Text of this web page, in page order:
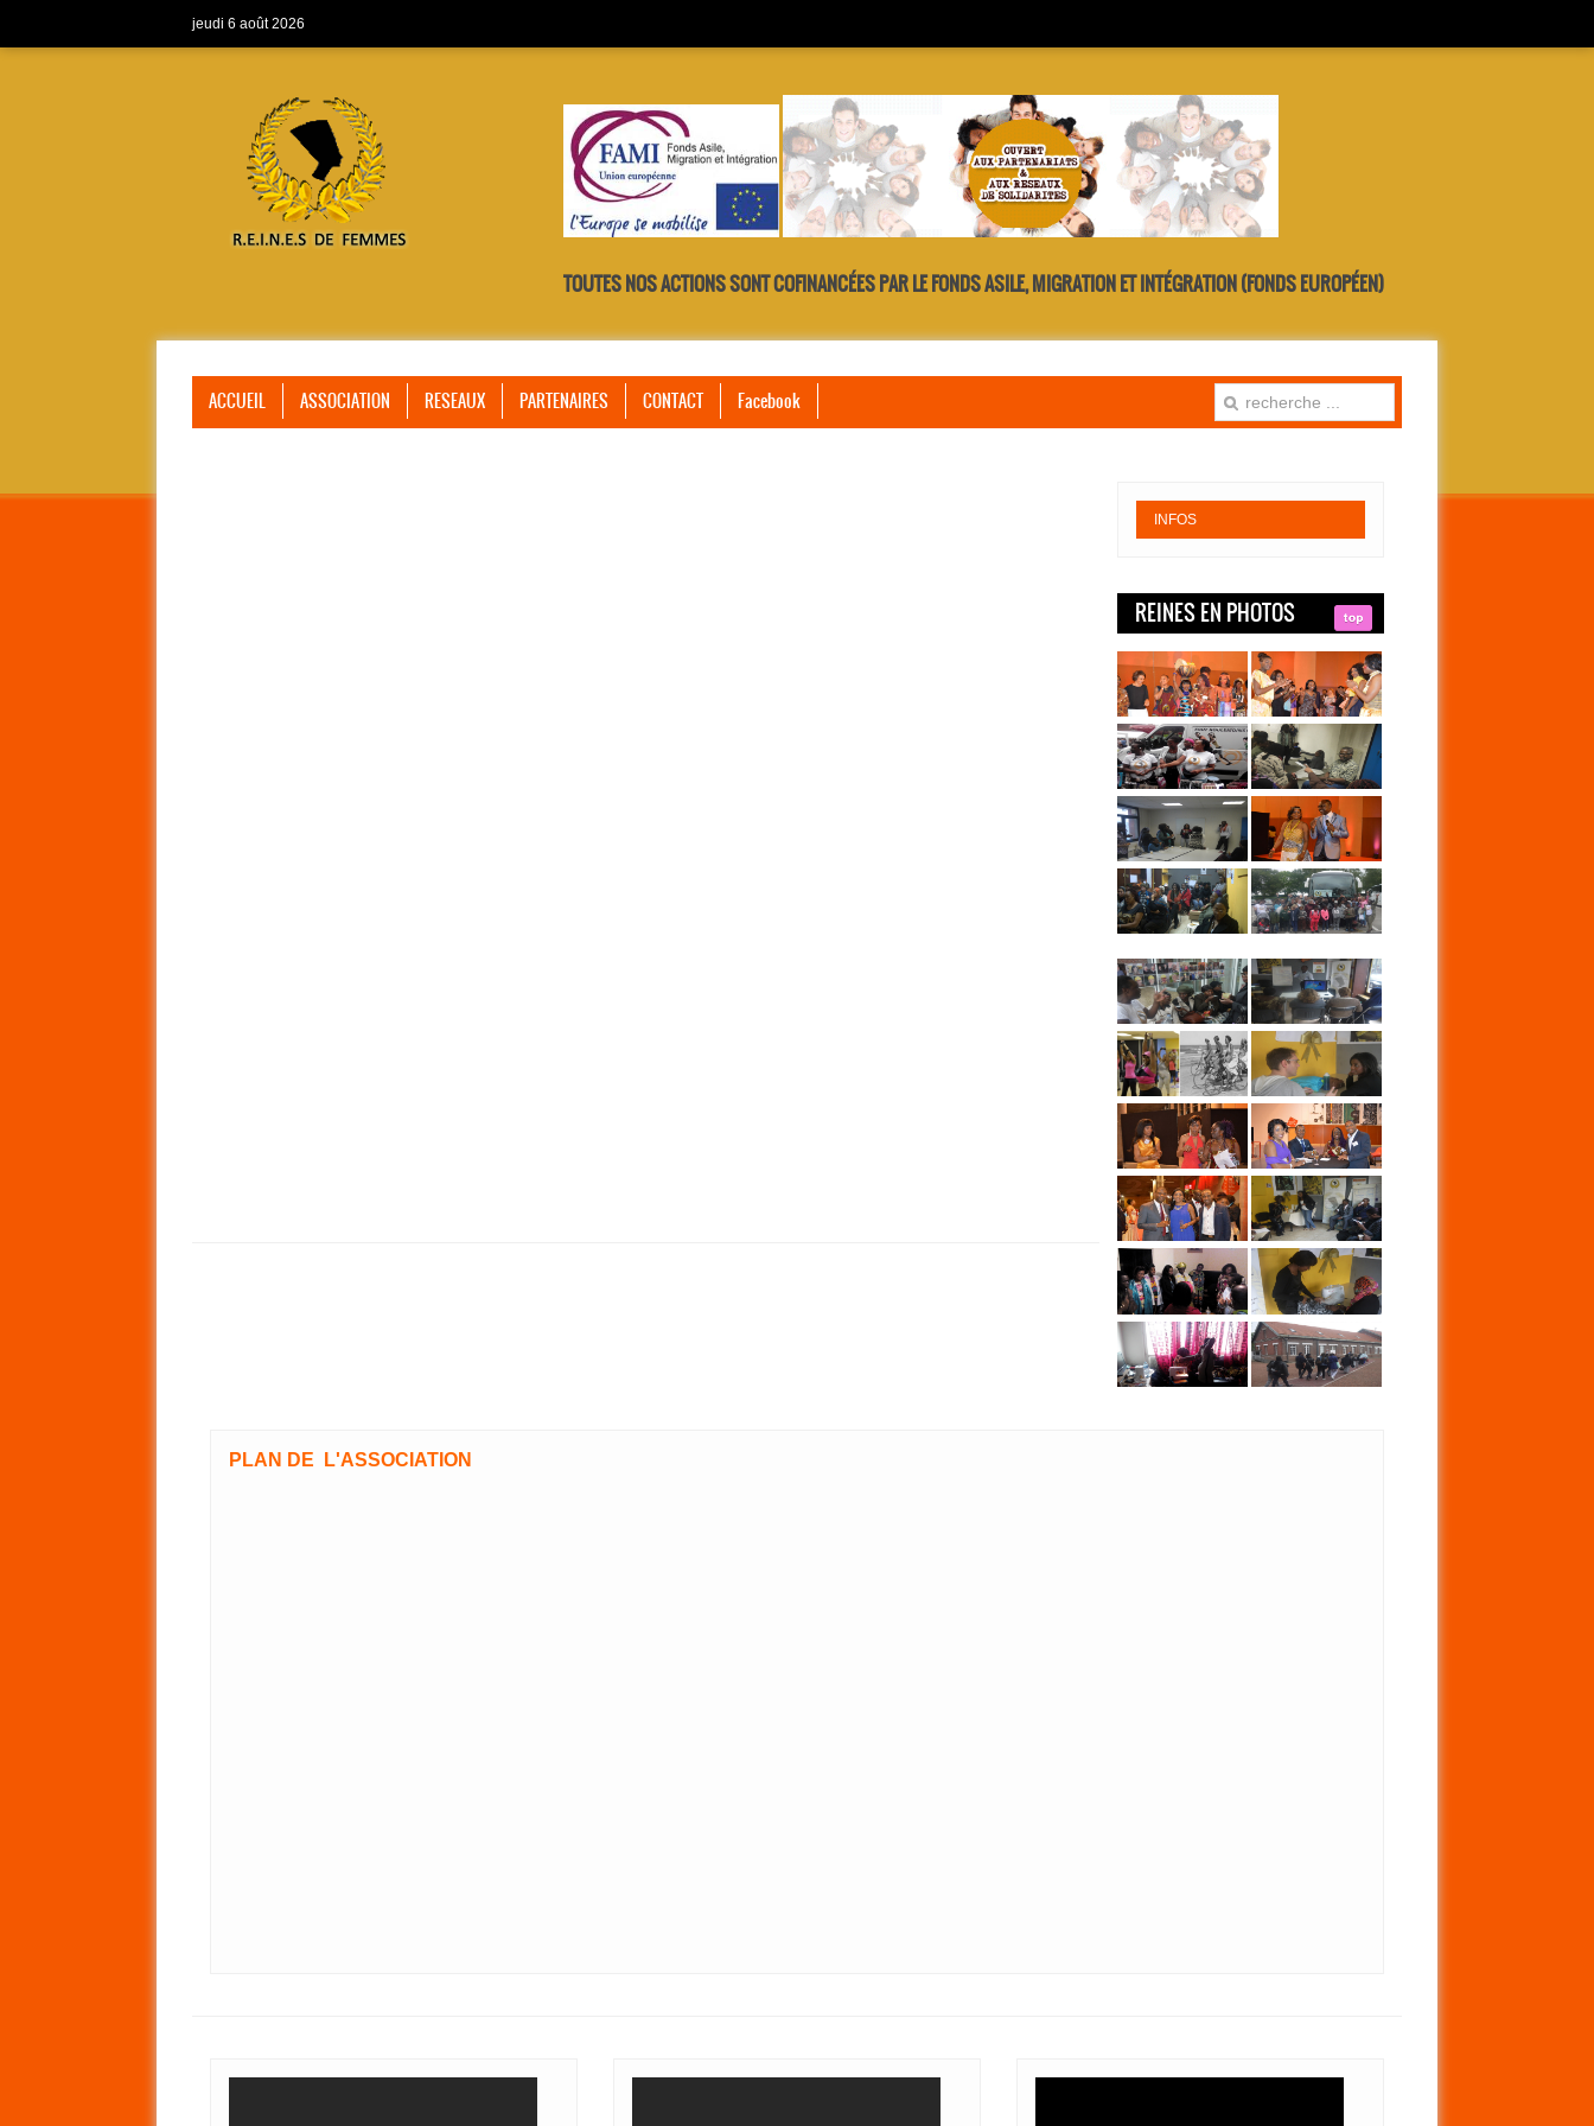
jeudi 6 août 2026
TOUTES NOS ACTIONS SONT COFINANCÉES PAR LE FONDS ASILE, MIGRATION ET INTÉGRATION (FONDS EUROPÉEN)
ACCUEIL ASSOCIATION RESEAUX PARTENAIRES CONTACT Facebook
INFOS
REINESEN PHOTOS
PLAN DE L'ASSOCIATION